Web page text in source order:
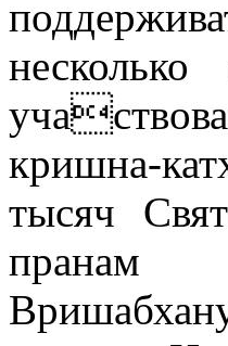
кришна-
тысяч
пранам